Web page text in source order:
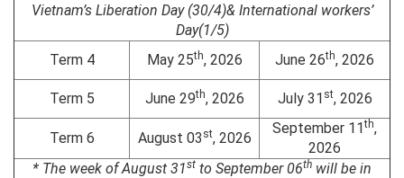
Vietnam’s Liberation Day (30/4)& International workers’
Day(1/5)
Term 4
May 25th, 2026 June 26th, 2026
Term 5 June 29th, 2026 July 31 st, 2026
Term 6 August 03 st, 2026
September 11th,
2026
* The week of August 31st to September 06th will be in